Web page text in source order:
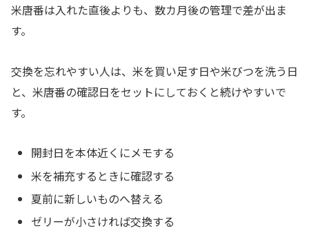
米唐番は入れた直後よりも、数カ月後の管理で差が出ま
す。
交換を忘れやすい人は、米を買い足す日や米びつを洗う日
と、米唐番の確認日をセットにしておくと続けやすいで
す。
開封日を本体近くにメモする
米を補充するときに確認する
夏前に新しいものへ替える
ゼリーが小さければ交換する